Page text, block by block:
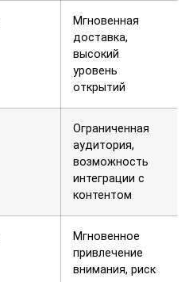
Мгновенная
доставка,
высокий
уровень
открытий
Ограниченная
аудитория,
возможность
интеграции с
контентом
Мгновенное
привлечение
внимания, риск